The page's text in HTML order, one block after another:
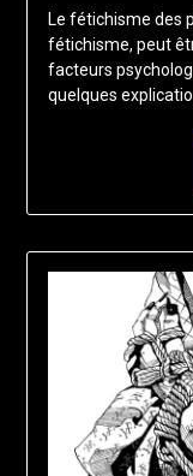
Le fétichisme des
fétichisme, peut
facteurs
quelques